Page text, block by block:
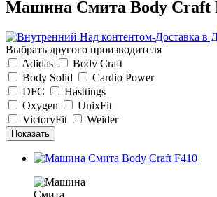
Машина Смита Body Craft
Выбрать другого производителя
Adidas
Body Craft
Body Solid
Cardio Power
DFC
Hasttings
Oxygen
UnixFit
VictoryFit
Weider